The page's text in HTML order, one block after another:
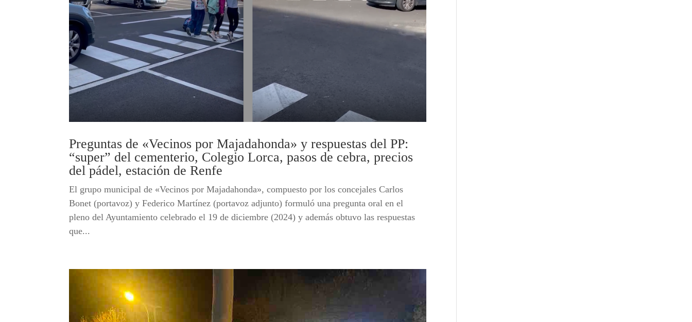
Preguntas de «Vecinos por Majadahonda» y respuestas del PP:
“super” del cementerio, Colegio Lorca, pasos de cebra, precios
del pádel, estación de Renfe
El grupo municipal de «Vecinos por Majadahonda», compuesto por los concejales Carlos
Bonet (portavoz) y Federico Martínez (portavoz adjunto) formuló una pregunta oral en el
pleno del Ayuntamiento celebrado el 19 de diciembre (2024) y además obtuvo las respuestas
que...